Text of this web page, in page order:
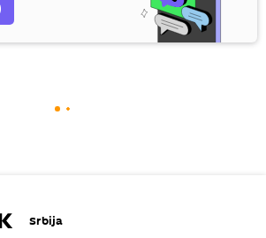
Srbija